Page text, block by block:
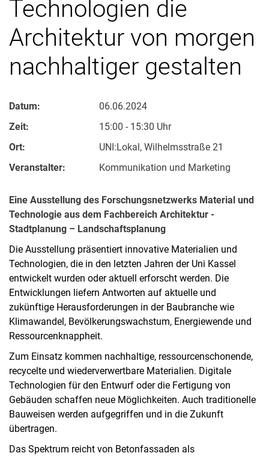
Technologien die
Architektur von morgen
nachhaltiger gestalten
Datum:
06.06.2024
Zeit:
15:00 - 15:30 Uhr
Ort:
UNI:Lokal, Wilhelmsstraße 21
Veranstalter:
Kommunikation und Marketing
Eine Ausstellung des Forschungsnetzwerks Material und
Technologie aus dem Fachbereich Architektur -
Stadtplanung – Landschaftsplanung
Die Ausstellung präsentiert innovative Materialien und
Technologien, die in den letzten Jahren der Uni Kassel
entwickelt wurden oder aktuell erforscht werden. Die
Entwicklungen liefern Antworten auf aktuelle und
zukünftige Herausforderungen in der Baubranche wie
Klimawandel, Bevölkerungswachstum, Energiewende und
Ressourcenknappheit.
Zum Einsatz kommen nachhaltige, ressourcenschonende,
recycelte und wiederverwertbare Materialien. Digitale
Technologien für den Entwurf oder die Fertigung von
Gebäuden schaffen neue Möglichkeiten. Auch traditionelle
Bauweisen werden aufgegriffen und in die Zukunft
übertragen.
Das Spektrum reicht von Betonfassaden als